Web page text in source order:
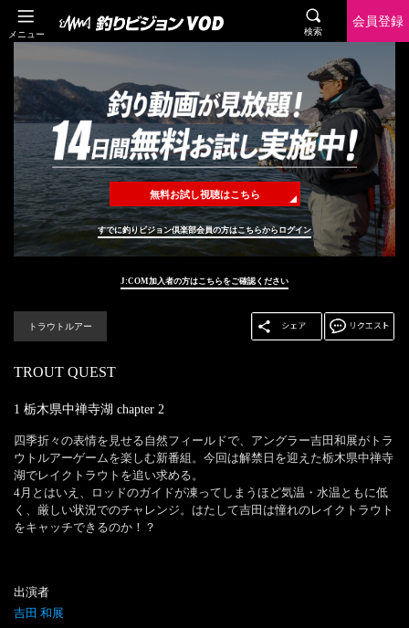
メニュー 検索
会員登録
無料お試し視聴はこちら
すでに釣りビジョン倶楽部会員の方はこちらからログイン
J:COM加入者の方はこちらをご確認ください
トラウトルアー
TROUT QUEST
1 栃木県中禅寺湖 chapter 2
四季折々の表情を見せる自然フィールドで、アングラー吉田和展がトラ
ウトルアーゲームを楽しむ新番組。今回は解禁日を迎えた栃木県中禅寺
湖でレイクトラウトを追い求める。
4月とはいえ、ロッドのガイドが凍ってしまうほど気温・水温ともに低
く、厳しい状況でのチャレンジ。はたして吉田は憧れのレイクトラウト
をキャッチできるのか！？
出演者
吉田 和展